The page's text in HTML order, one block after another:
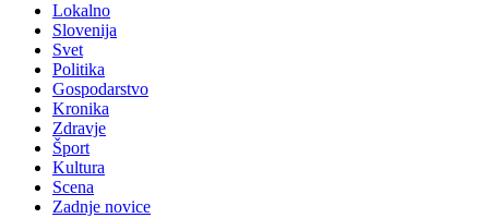
Lokalno
Slovenija
Svet
Politika
Gospodarstvo
Kronika
Zdravje
Šport
Kultura
Scena
Zadnje novice